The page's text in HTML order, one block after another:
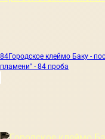
84Городское клеймо Баку -
пламени" - 84 проба